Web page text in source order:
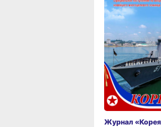
Журнал